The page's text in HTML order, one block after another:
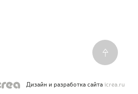
Дизайн и разработка сайтаicrea.ru